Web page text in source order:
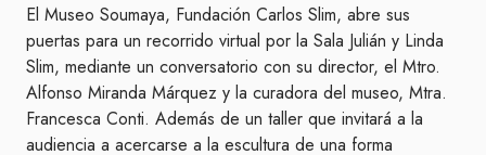
El Museo Soumaya, Fundación Carlos Slim, abre sus
puertas para un recorrido virtual por la Sala Julián y Linda
Slim, mediante un conversatorio con su director, el Mtro.
Alfonso Miranda Márquez y la curadora del museo, Mtra.
Francesca Conti. Además de un taller que invitará a la
audiencia a acercarse a la escultura de una forma